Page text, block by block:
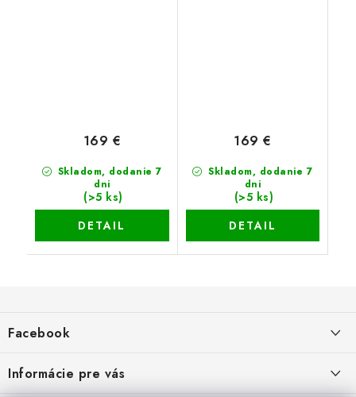
Skladom, dodanie 7
dni
(>5 ks)
169 €
DETAIL
Skladom, dodanie 7
dni
(>5 ks)
169 €
DETAIL
p
ä
t
Facebook
Tedy.sk
Informácie pre vás